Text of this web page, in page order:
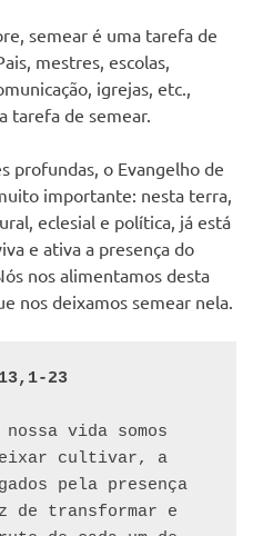
semear é uma tarefa de
mestres, escolas,
igrejas, etc.,
tarefa de semear.
profundas, o Evangelho de
importante: nesta terra,
eclesial e política, já está
e ativa a presença do
nos alimentamos desta
nos deixamos semear nela.
23
vida somos
cultivar, a
pela presença
de transformar e